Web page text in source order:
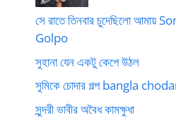
সে রাতে তিনবার চুদেছিলো
Golpo
সুহানা যেন একটু কেপে উঠল
সুমিকে চোদার গল্প bangla
সুন্দরী ভাবীর অবৈধ কামক্ষুধা